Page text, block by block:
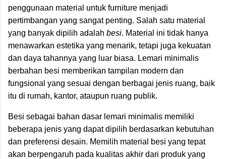
penggunaan material untuk furniture menjadi
pertimbangan yang sangat penting. Salah satu material
yang banyak dipilih adalah besi. Material ini tidak hanya
menawarkan estetika yang menarik, tetapi juga kekuatan
dan daya tahannya yang luar biasa. Lemari minimalis
berbahan besi memberikan tampilan modern dan
fungsional yang sesuai dengan berbagai jenis ruang, baik
itu di rumah, kantor, ataupun ruang publik.
Besi sebagai bahan dasar lemari minimalis memiliki
beberapa jenis yang dapat dipilih berdasarkan kebutuhan
dan preferensi desain. Memilih material besi yang tepat
akan berpengaruh pada kualitas akhir dari produk yang